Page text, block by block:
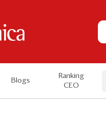
Blogs
Ranking
CEO